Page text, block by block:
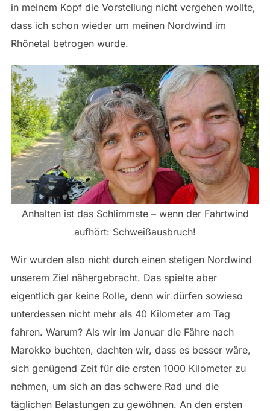
in meinem Kopf die Vorstellung nicht vergehen wollte,
dass ich schon wieder um meinen Nordwind im
Rhônetal betrogen wurde.
Anhalten ist das Schlimmste – wenn der Fahrtwind
aufhört: Schweißausbruch!
Wir wurden also nicht durch einen stetigen Nordwind
unserem Ziel nähergebracht. Das spielte aber
eigentlich gar keine Rolle, denn wir dürfen sowieso
unterdessen nicht mehr als 40 Kilometer am Tag
fahren. Warum? Als wir im Januar die Fähre nach
Marokko buchten, dachten wir, dass es besser wäre,
sich genügend Zeit für die ersten 1000 Kilometer zu
nehmen, um sich an das schwere Rad und die
täglichen Belastungen zu gewöhnen. An den ersten